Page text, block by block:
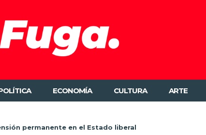
ECONOMÍA CULTURA ARTE
permanente en el Estado liberal